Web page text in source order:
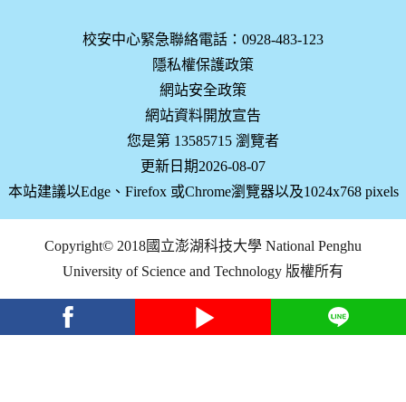
校安中心緊急聯絡電話：0928-483-123
隱私權保護政策
網站安全政策
網站資料開放宣告
您是第 13585715 瀏覽者
更新日期2026-08-07
本站建議以Edge、Firefox 或Chrome瀏覽器以及1024x768 pixels
Copyright© 2018國立澎湖科技大學 National Penghu
University of Science and Technology 版權所有